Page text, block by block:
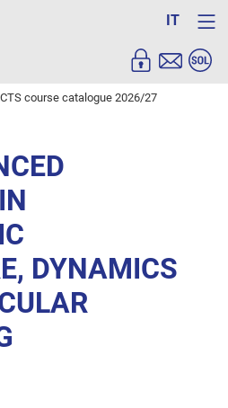
IT
course catalogue 2026/27
DYNAMICS